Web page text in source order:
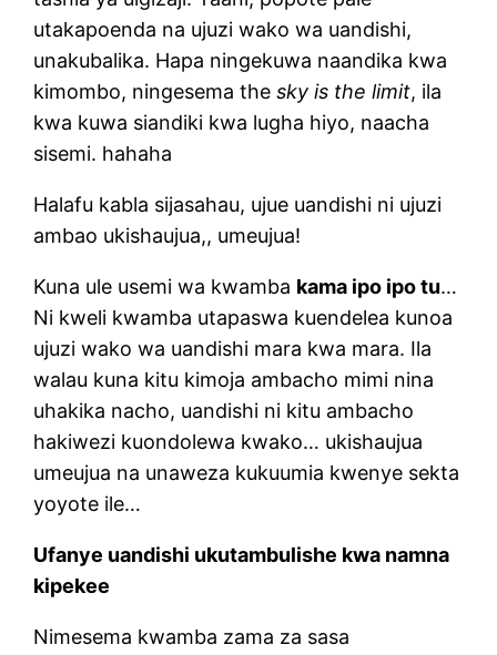
utakapoenda na ujuzi wako wa uandishi,
unakubalika. Hapa ningekuwa naandika kwa
kimombo, ningesema thesky is the limit, ila
kwa kuwa siandiki kwa lugha hiyo, naacha
sisemi. hahaha
Halafu kabla sijasahau, ujue uandishi ni ujuzi
ambao ukishaujua,, umeujua!
Kuna ule usemi wa kwamba kama ipo ipo tu…
Ni kweli kwamba utapaswa kuendelea kunoa
ujuzi wako wa uandishi mara kwa mara. Ila
walau kuna kitu kimoja ambacho mimi nina
uhakika nacho, uandishi ni kitu ambacho
hakiwezi kuondolewa kwako… ukishaujua
umeujua na unaweza kukuumia kwenye sekta
yoyote ile…
Ufanye uandishi ukutambulishe kwa namna
kipekee
Nimesema kwamba zama za sasa